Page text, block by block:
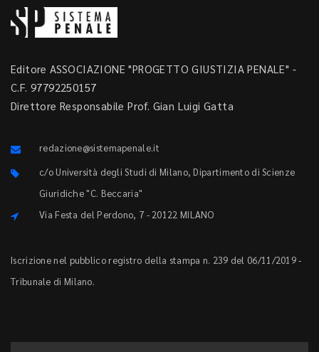
Editore ASSOCIAZIONE "PROGETTO GIUSTIZIA PENALE" -
C.F. 97792250157
Direttore Responsabile Prof. Gian Luigi Gatta
redazione@sistemapenale.it
c/o Università degli Studi di Milano, Dipartimento di Scienze
Giuridiche "C. Beccaria"
Via Festa del Perdono, 7 - 20122 MILANO
Iscrizione nel pubblico registro della stampa n. 239 del 06/11/2019 -
Tribunale di Milano.